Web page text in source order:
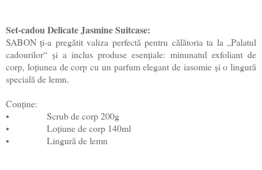
Set-cadou Delicate Jasmine Suitcase:
SABON ți-a pregătit valiza perfectă pentru călătoria ta la „Palatul
cadourilor“ și a inclus produse esențiale: minunatul exfoliant de
corp, loțiunea de corp cu un parfum elegant de iasomie și o lingură
specială de lemn.
Conține:
•
Scrub de corp 200g
•
Loțiune de corp 140ml
•
Lingură de lemn